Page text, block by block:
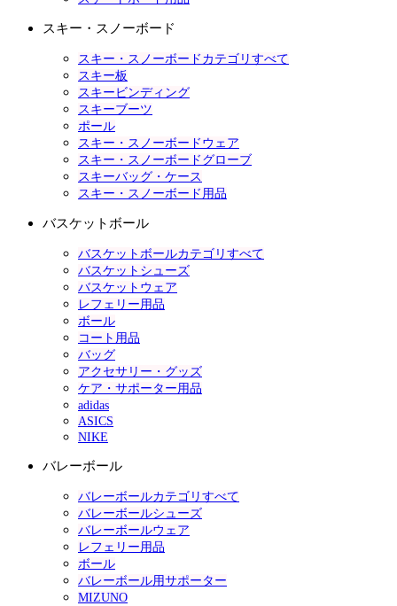
スキー・スノーボード
スキー・スノーボードカテゴリすべて
スキー板
スキービンディング
スキーブーツ
ポール
スキー・スノーボードウェア
スキー・スノーボードグローブ
スキーバッグ・ケース
スキー・スノーボード用品
バスケットボール
バスケットボールカテゴリすべて
バスケットシューズ
バスケットウェア
レフェリー用品
ボール
コート用品
バッグ
アクセサリー・グッズ
ケア・サポーター用品
adidas
ASICS
NIKE
バレーボール
バレーボールカテゴリすべて
バレーボールシューズ
バレーボールウェア
レフェリー用品
ボール
バレーボール用サポーター
MIZUNO